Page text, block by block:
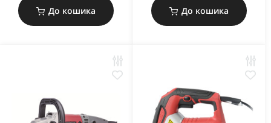
До кошика До кошика